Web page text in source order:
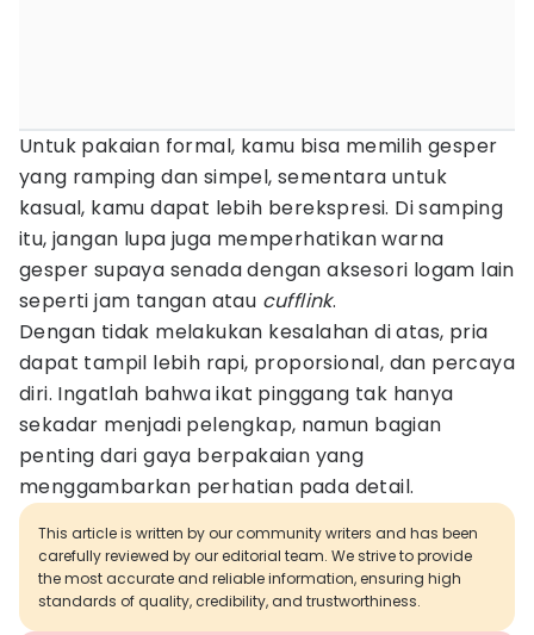
Untuk pakaian formal, kamu bisa memilih gesper
yang ramping dan simpel, sementara untuk
kasual, kamu dapat lebih berekspresi. Di samping
itu, jangan lupa juga memperhatikan warna
gesper supaya senada dengan aksesori logam lain
seperti jam tangan atau cufflink.
Dengan tidak melakukan kesalahan di atas, pria
dapat tampil lebih rapi, proporsional, dan percaya
diri. Ingatlah bahwa ikat pinggang tak hanya
sekadar menjadi pelengkap, namun bagian
penting dari gaya berpakaian yang
menggambarkan perhatian pada detail.
This article is written by our community writers and has been
carefully reviewed by our editorial team. We strive to provide
the most accurate and reliable information, ensuring high
standards of quality, credibility, and trustworthiness.